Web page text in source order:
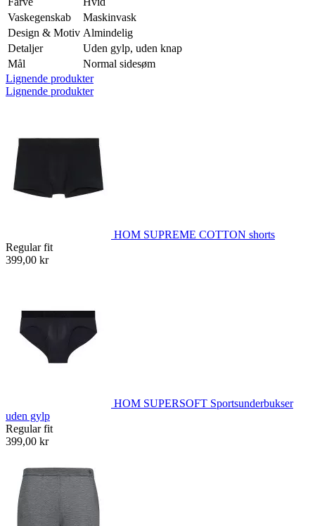
Vaskegenskab
Maskinvask
Design & Motiv Almindelig
Detaljer
Uden gylp, uden knap
Mål
Normal sidesøm
Lignende produkter
Lignende produkter
HOM SUPREME COTTON shorts
Regular fit
399,00 kr
HOM SUPERSOFT Sportsunderbukser
uden gylp
Regular fit
399,00 kr